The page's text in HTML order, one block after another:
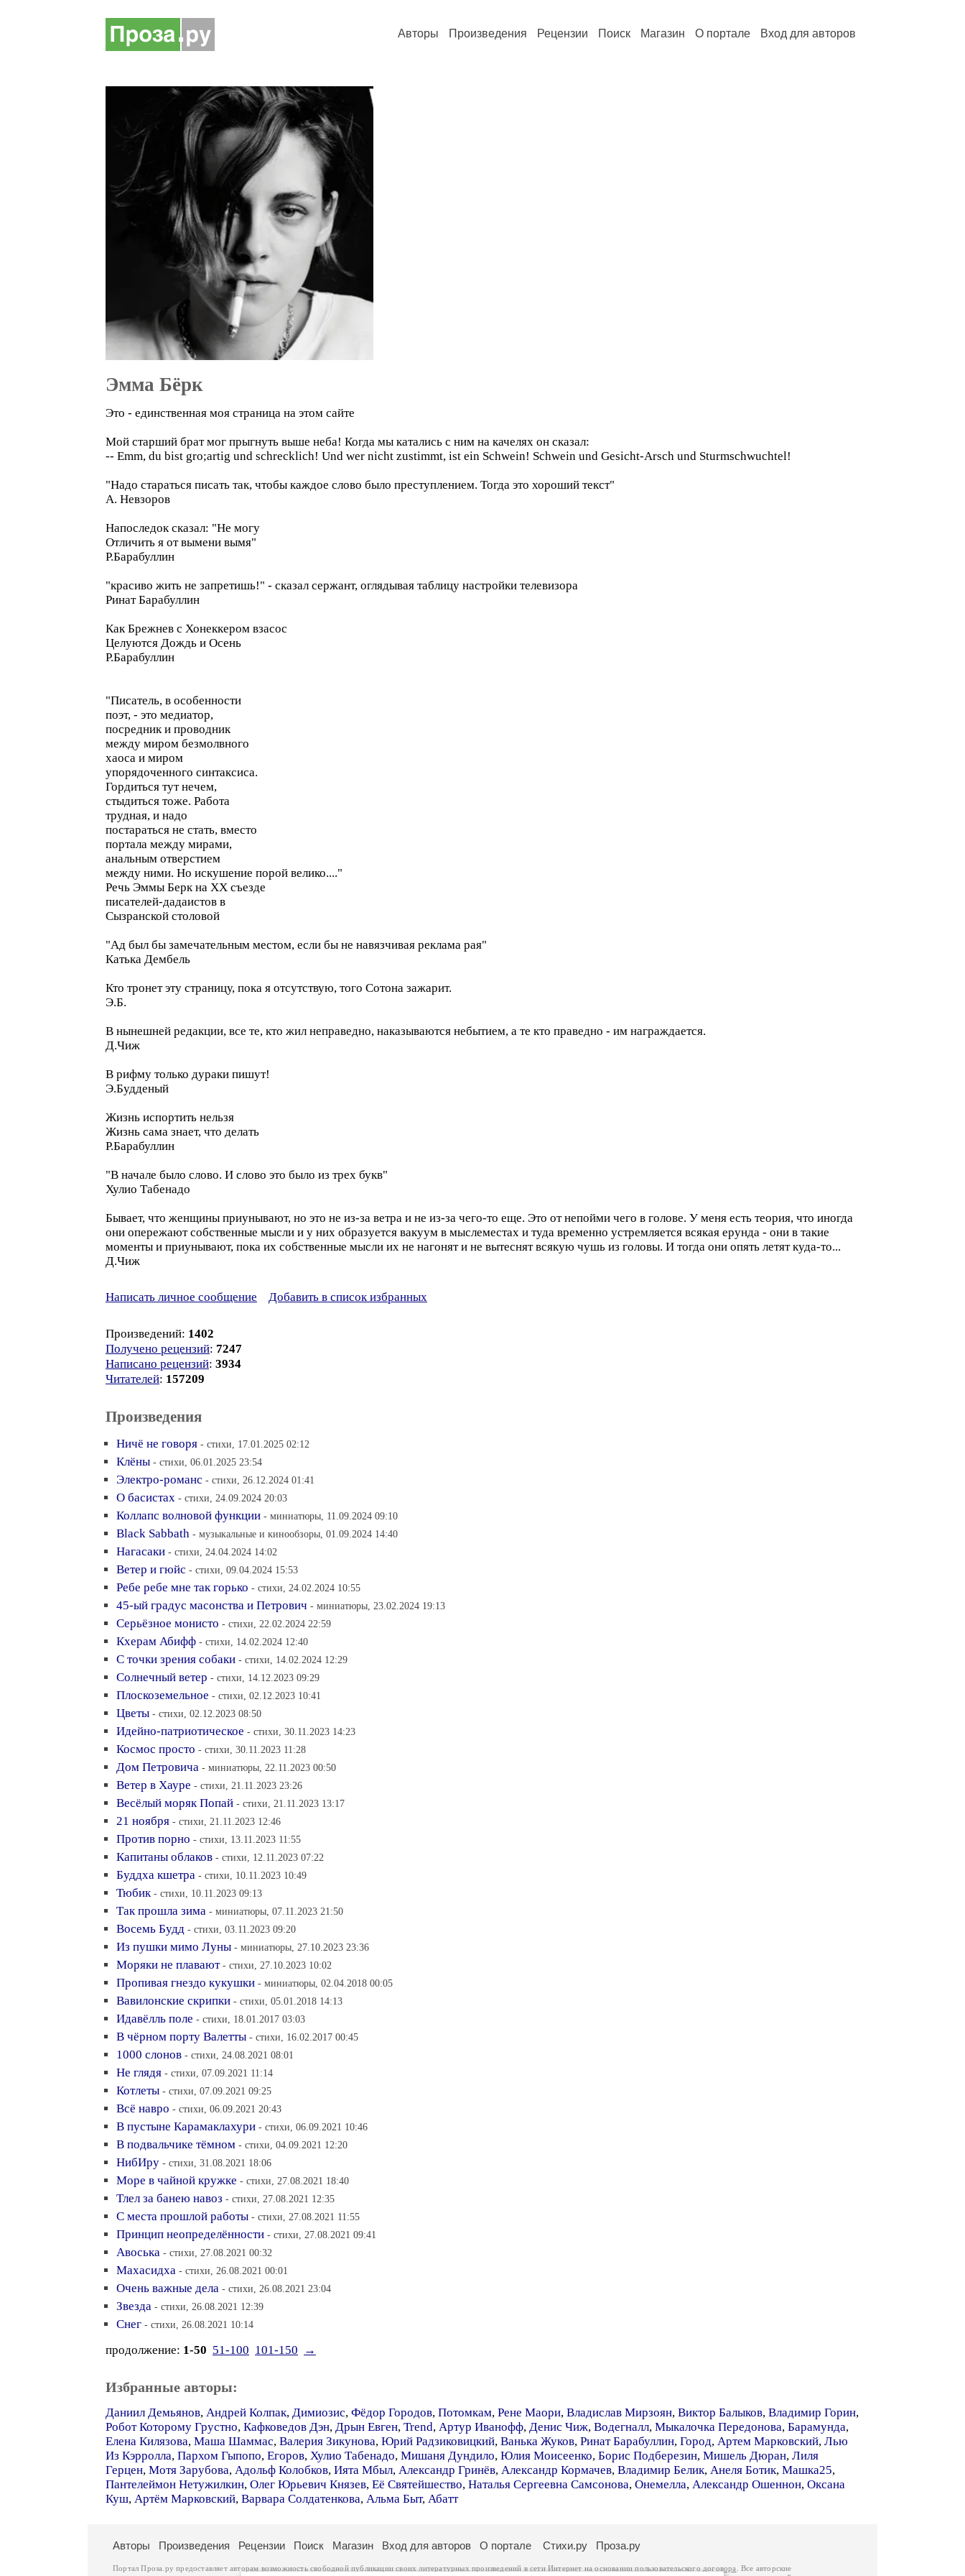
Авторы Произведения Рецензии Поиск Магазин О портале Вход для авторов
Эмма Бёрк
Это - единственная моя страница на этом сайте
Мой старший брат мог прыгнуть выше неба! Когда мы катались с ним на качелях он сказал:
-- Emm, du bist gro;artig und schrecklich! Und wer nicht zustimmt, ist ein Schwein! Schwein und Gesicht-Arsch und Sturmschwuchtel!
"Надо стараться писать так, чтобы каждое слово было преступлением. Тогда это хороший текст"
А. Невзоров
Напоследок сказал: "Не могу
Отличить я от вымени вымя"
Р.Барабуллин
"красиво жить не запретишь!" - сказал сержант, оглядывая таблицу настройки телевизора
Ринат Барабуллин
Как Брежнев с Хонеккером взасос
Целуются Дождь и Осень
Р.Барабуллин
"Писатель, в особенности
поэт, - это медиатор,
посредник и проводник
между миром безмолвного
хаоса и миром
упорядоченного синтаксиса.
Гордиться тут нечем,
стыдиться тоже. Работа
трудная, и надо
постараться не стать, вместо
портала между мирами,
анальным отверстием
между ними. Но искушение порой велико...."
Речь Эммы Берк на XX съезде
писателей-дадаистов в
Сызранской столовой
"Ад был бы замечательным местом, если бы не навязчивая реклама рая"
Катька Дембель
Кто тронет эту страницу, пока я отсутствую, того Сотона зажарит.
Э.Б.
В нынешней редакции, все те, кто жил неправедно, наказываются небытием, а те кто праведно - им награждается.
Д.Чиж
В рифму только дураки пишут!
Э.Будденый
Жизнь испортить нельзя
Жизнь сама знает, что делать
Р.Барабуллин
"В начале было слово. И слово это было из трех букв"
Хулио Табенадо
Бывает, что женщины приунывают, но это не из-за ветра и не из-за чего-то еще. Это от непойми чего в голове. У меня есть теория, что иногда
они опережают собственные мысли и у них образуется вакуум в мыслеместах и туда временно устремляется всякая ерунда - они в такие
моменты и приунывают, пока их собственные мысли их не нагонят и не вытеснят всякую чушь из головы. И тогда они опять летят куда-то...
Д.Чиж
Написать личное сообщение Добавить в список избранных
Произведений: 1402
Получено рецензий: 7247
Написано рецензий: 3934
Читателей: 157209
Произведения
Ничё не говоря - стихи, 17.01.2025 02:12
Клёны - стихи, 06.01.2025 23:54
Электро-романс - стихи, 26.12.2024 01:41
О басистах - стихи, 24.09.2024 20:03
Коллапс волновой функции - миниатюры, 11.09.2024 09:10
Black Sabbath - музыкальные и кинообзоры, 01.09.2024 14:40
Нагасаки - стихи, 24.04.2024 14:02
Ветер и гюйс - стихи, 09.04.2024 15:53
Ребе ребе мне так горько - стихи, 24.02.2024 10:55
45-ый градус масонства и Петрович - миниатюры, 23.02.2024 19:13
Серьёзное монисто - стихи, 22.02.2024 22:59
Кхерам Абифф - стихи, 14.02.2024 12:40
С точки зрения собаки - стихи, 14.02.2024 12:29
Солнечный ветер - стихи, 14.12.2023 09:29
Плоскоземельное - стихи, 02.12.2023 10:41
Цветы - стихи, 02.12.2023 08:50
Идейно-патриотическое - стихи, 30.11.2023 14:23
Космос просто - стихи, 30.11.2023 11:28
Дом Петровича - миниатюры, 22.11.2023 00:50
Ветер в Хауре - стихи, 21.11.2023 23:26
Весёлый моряк Попай - стихи, 21.11.2023 13:17
21 ноября - стихи, 21.11.2023 12:46
Против порно - стихи, 13.11.2023 11:55
Капитаны облаков - стихи, 12.11.2023 07:22
Буддха кшетра - стихи, 10.11.2023 10:49
Тюбик - стихи, 10.11.2023 09:13
Так прошла зима - миниатюры, 07.11.2023 21:50
Восемь Будд - стихи, 03.11.2023 09:20
Из пушки мимо Луны - миниатюры, 27.10.2023 23:36
Моряки не плавают - стихи, 27.10.2023 10:02
Пропивая гнездо кукушки - миниатюры, 02.04.2018 00:05
Вавилонские скрипки - стихи, 05.01.2018 14:13
Идавёлль поле - стихи, 18.01.2017 03:03
В чёрном порту Валетты - стихи, 16.02.2017 00:45
1000 слонов - стихи, 24.08.2021 08:01
Не глядя - стихи, 07.09.2021 11:14
Котлеты - стихи, 07.09.2021 09:25
Всё навро - стихи, 06.09.2021 20:43
В пустыне Карамаклахури - стихи, 06.09.2021 10:46
В подвальчике тёмном - стихи, 04.09.2021 12:20
НибИру - стихи, 31.08.2021 18:06
Море в чайной кружке - стихи, 27.08.2021 18:40
Тлел за банею навоз - стихи, 27.08.2021 12:35
С места прошлой работы - стихи, 27.08.2021 11:55
Принцип неопределённости - стихи, 27.08.2021 09:41
Авоська - стихи, 27.08.2021 00:32
Махасидха - стихи, 26.08.2021 00:01
Очень важные дела - стихи, 26.08.2021 23:04
Звезда - стихи, 26.08.2021 12:39
Снег - стихи, 26.08.2021 10:14
продолжение: 1-50 51-100 101-150 →
Избранные авторы:
Даниил Демьянов, Андрей Колпак, Димиозис, Фёдор Городов, Потомкам, Рене Маори, Владислав Мирзоян, Виктор Балыков, Владимир Горин,
Робот Которому Грустно, Кафковедов Дэн, Дрын Евген, Trend, Артур Иванофф, Денис Чиж, Водегналл, Мыкалочка Передонова, Барамунда,
Елена Килязова, Маша Шаммас, Валерия Зикунова, Юрий Радзиковицкий, Ванька Жуков, Ринат Барабуллин, Город, Артем Марковский, Лью
Из Кэрролла, Пархом Гыпопо, Егоров, Хулио Табенадо, Мишаня Дундило, Юлия Моисеенко, Борис Подберезин, Мишель Дюран, Лиля
Герцен, Мотя Зарубова, Адольф Колобков, Ията Мбыл, Александр Гринёв, Александр Кормачев, Владимир Белик, Анеля Ботик, Машка25,
Пантелеймон Нетужилкин, Олег Юрьевич Князев, Её Святейшество, Наталья Сергеевна Самсонова, Онемелла, Александр Ошеннон, Оксана
Куш, Артём Марковский, Варвара Солдатенкова, Альма Быт, Абатт
Авторы Произведения Рецензии Поиск Магазин Вход для авторов О портале Стихи.ру Проза.ру
Портал Проза.ру предоставляет авторам возможность свободной публикации своих литературных произведений в сети Интернет на основаниипользовательского договора
. Все авторские